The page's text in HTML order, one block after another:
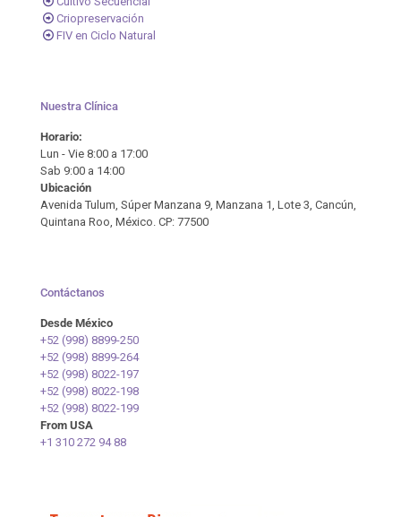
Criopreservación
FIV en Ciclo Natural
Nuestra Clínica
Horario:
Lun - Vie 8:00 a 17:00
Sab 9:00 a 14:00
Ubicación
Avenida Tulum, Súper Manzana 9, Manzana 1, Lote 3, Cancún,
Quintana Roo, México. CP: 77500
Contáctanos
Desde México
+52 (998) 8899-250
+52 (998) 8899-264
+52 (998) 8022-197
+52 (998) 8022-198
+52 (998) 8022-199
From USA
+1 310 272 94 88